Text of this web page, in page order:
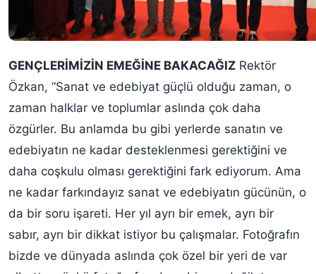
GENÇLERİMİZİN EMEĞİNE BAKACAĞIZ Rektör
Özkan, “Sanat ve edebiyat güçlü olduğu zaman, o
zaman halklar ve toplumlar aslında çok daha
özgürler. Bu anlamda bu gibi yerlerde sanatın ve
edebiyatın ne kadar desteklenmesi gerektiğini ve
daha coşkulu olması gerektiğini fark ediyorum. Ama
ne kadar farkındayız sanat ve edebiyatın gücünün, o
da bir soru işareti. Her yıl ayrı bir emek, ayrı bir
sabır, ayrı bir dikkat istiyor bu çalışmalar. Fotoğrafın
bizde ve dünyada aslında çok özel bir yeri de var